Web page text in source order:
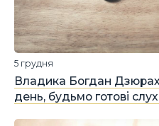
Владика Богдан
день, будьмо готові
5 грудня